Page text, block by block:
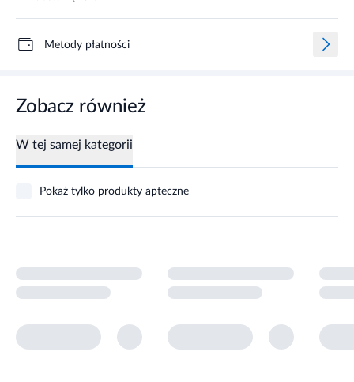
Metody płatności
Zobacz również
W tej samej kategorii
Pokaż tylko produkty apteczne